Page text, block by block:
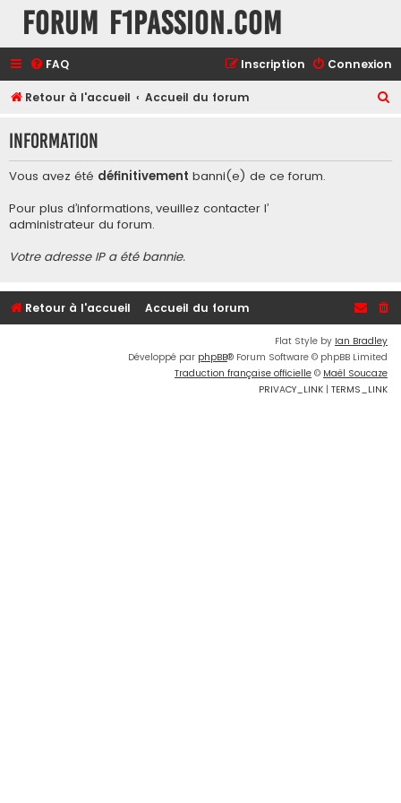
Forum F1Passion.com
FAQ Connexion
Inscription
Retour à l'accueil Accueil du forum
h
Information
Vous avez été définitivement banni(e) de ce forum.
Pour plus d’informations, veuillez contacter l’
administrateur du forum.
Votre adresse IP a été bannie.
Retour à l'accueil Accueil du forum
Flat Style by Ian Bradley
Développé par phpBB® Forum Software © phpBB Limited
Traduction française officielle © Maël Soucaze
PRIVACY_LINK | TERMS_LINK